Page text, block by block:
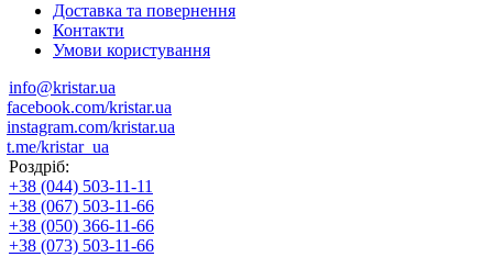
Доставка та повернення
Контакти
Умови користування
info@kristar.ua
facebook.com/kristar.ua
instagram.com/kristar.ua
t.me/kristar_ua
Роздріб:
+38 (044) 503-11-11
+38 (067) 503-11-66
+38 (050) 366-11-66
+38 (073) 503-11-66